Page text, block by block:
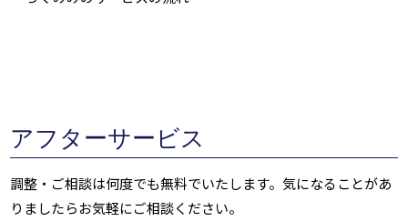
アフターサービス
調整・ご相談は何度でも無料でいたします。気になることがあ
りましたらお気軽にご相談ください。